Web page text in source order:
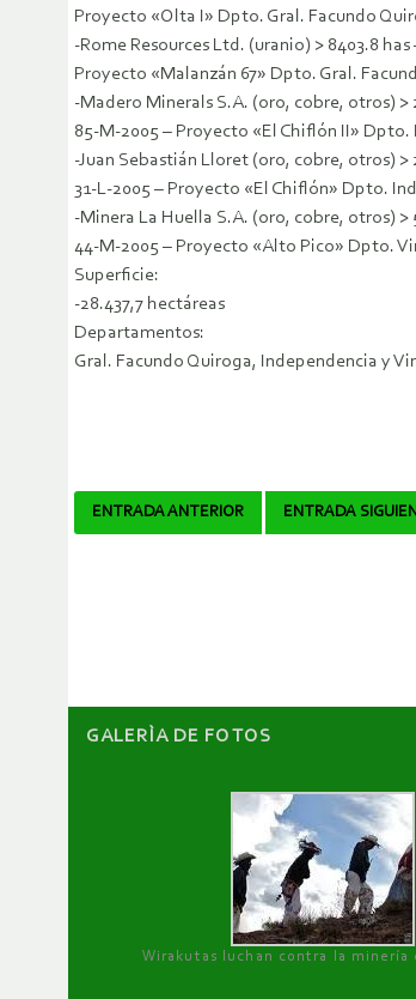
Proyecto «Olta I» Dpto. Gral. Facundo
-Rome Resources Ltd. (uranio) > 8403.8 has
Proyecto «Malanzán 67» Dpto. Gral.
-Madero Minerals S.A. (oro, cobre, otros) >
85-M-2005 – Proyecto «El Chiflón II» Dpto.
-Juan Sebastián Lloret (oro, cobre, otros) >
31-L-2005 – Proyecto «El Chiflón» Dpto.
-Minera La Huella S.A. (oro, cobre, otros) >
44-M-2005 – Proyecto «Alto Pico» Dpto.
Superficie:
-28.437,7 hectáreas
Departamentos:
Gral. Facundo Quiroga, Independencia y
Navegador
ENTRADA ANTERIOR ENTRADA
GALERÌA DE FOTOS
Wirakutas luchan contra la minería